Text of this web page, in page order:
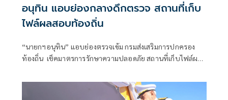
อนุทิน แอบย่องกลางดึกตรวจ สถานที่เก็บ
ไฟล์ผลสอบท้องถิ่น
“นายกฯอนุทิน” แอบย่องตรวจเข้ม กรมส่งเสริมการปกครอง
ท้องถิ่น เช็คมาตรการรักษาความปลอดภัย สถานที่เก็บไฟล์ผล